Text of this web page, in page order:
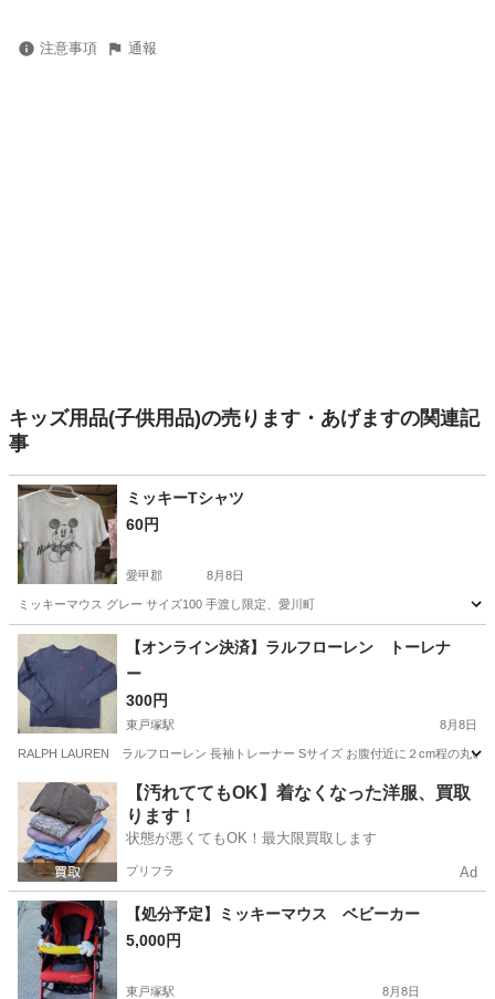
注意事項 通報
キッズ用品(子供用品)の売ります・あげますの関連記
事
ミッキーTシャツ
60円
愛甲郡 8月8日
ミッキーマウス グレー サイズ100 手渡し限定、愛川町
神奈川 愛甲郡 キッズ用品
【オンライン決済】ラルフローレン トーレナ
ー
300円
東戸塚駅 8月8日
RALPH LAUREN ラルフローレン 長袖トレーナー Sサイズ お腹付近に２cm程の丸い
神奈川 横浜市 東戸塚駅 キッズ用品 ラルフローレン
【汚れててもOK】着なくなった洋服、買取
ります！
状態が悪くてもOK！最大限買取します
プリフラ Ad
【処分予定】ミッキーマウス ベビーカー
5,000円
東戸塚駅 8月8日